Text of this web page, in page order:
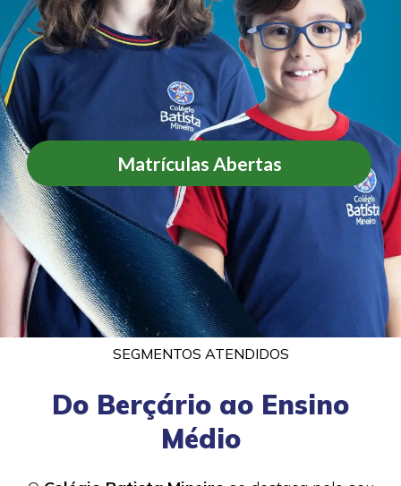
Matrículas Abertas
SEGMENTOS ATENDIDOS
Do Berçário​ ao Ensino
Médio